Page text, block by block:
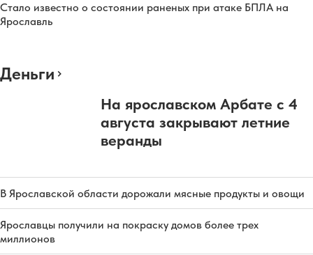
Стало известно о состоянии раненых при атаке БПЛА на
Ярославль
Деньги
На ярославском Арбате с 4
августа закрывают летние
веранды
В Ярославской области дорожали мясные продукты и овощи
Ярославцы получили на покраску домов более трех
миллионов